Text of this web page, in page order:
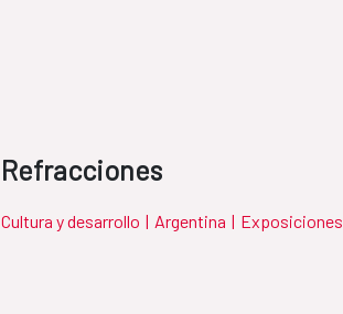
Refracciones
Cultura y desarrollo | Argentina | Exposiciones